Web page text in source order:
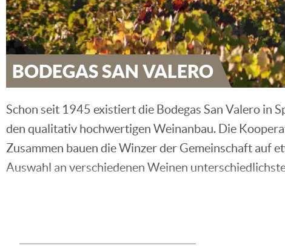
BODEGAS SAN VALERO
Schon seit 1945 existiert die Bodegas San Valero in
den qualitativ hochwertigen Weinanbau. Die
Zusammen bauen die Winzer der Gemeinschaft auf
Auswahl an verschiedenen Weinen
Anders als andere Weinbauern der Region, welche
den Anfängen erkannte man die Vorteile des
gewagt. Heraus kamen hervorragende Cuveés die